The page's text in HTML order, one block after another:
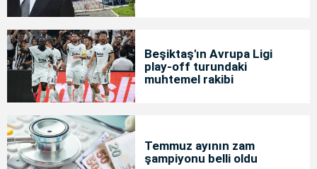
Beşiktaş'ın Avrupa Ligi
play-off turundaki
muhtemel rakibi
Temmuz ayının zam
şampiyonu belli oldu